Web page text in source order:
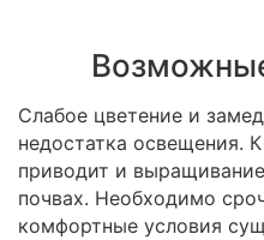
Слабое цветение и
недостатка освещения.
приводит и
почвах. Необходимо
комфортные условия